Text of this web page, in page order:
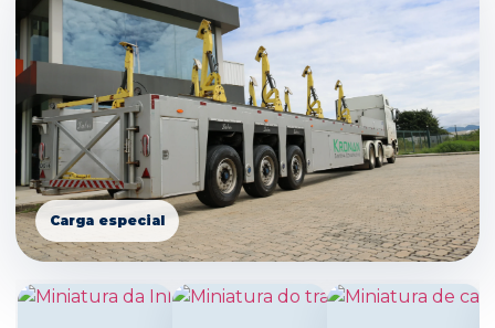
Carga especial